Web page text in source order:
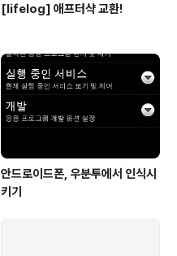
[lifelog] 애프터샥 교환!
안드로이드폰, 우분투에서 인식시
키기